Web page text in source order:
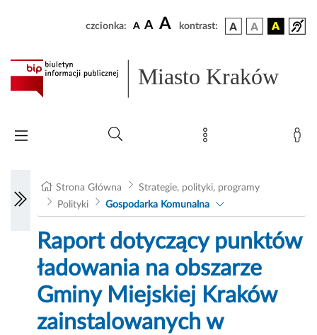
czcionka: A A A kontrast:
Miasto Kraków
Strona Główna
Strategie, polityki, programy
Polityki
Gospodarka Komunalna
Raport dotyczący punktów
ładowania na obszarze
Gminy Miejskiej Kraków
zainstalowanych w